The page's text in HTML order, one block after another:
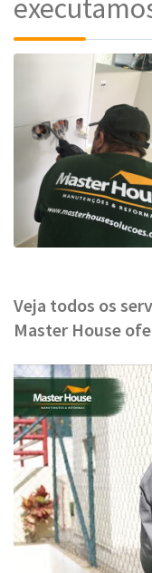
Veja todos os
Master House